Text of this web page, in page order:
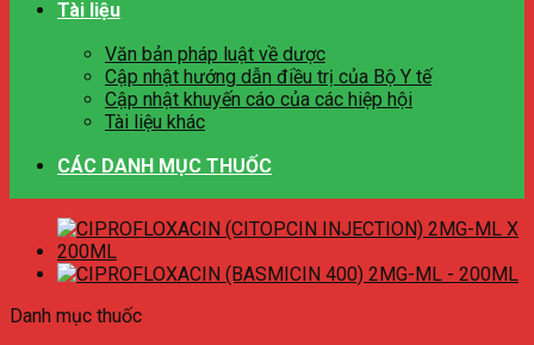
Tài liệu
Văn bản pháp luật về dược
Cập nhật hướng dẫn điều trị của Bộ Y tế
Cập nhật khuyến cáo của các hiệp hội
Tài liệu khác
CÁC DANH MỤC THUỐC
Danh mục thuốc